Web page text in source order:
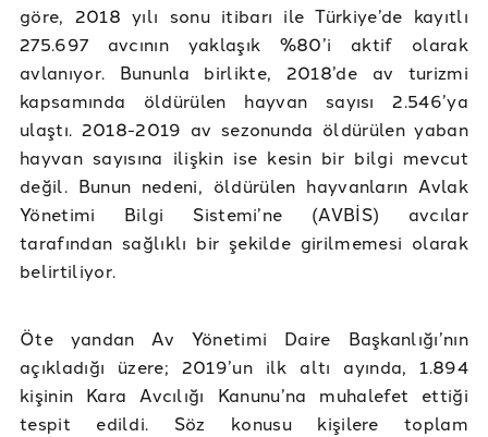
göre, 2018 yılı sonu itibarı ile Türkiye’de kayıtlı
275.697 avcının yaklaşık %80’i aktif olarak
avlanıyor. Bununla birlikte, 2018’de av turizmi
kapsamında öldürülen hayvan sayısı 2.546’ya
ulaştı. 2018-2019 av sezonunda öldürülen yaban
hayvan sayısına ilişkin ise kesin bir bilgi mevcut
değil. Bunun nedeni, öldürülen hayvanların Avlak
Yönetimi Bilgi Sistemi’ne (AVBİS) avcılar
tarafından sağlıklı bir şekilde girilmemesi olarak
belirtiliyor.
Öte yandan Av Yönetimi Daire Başkanlığı’nın
açıkladığı üzere; 2019’un ilk altı ayında, 1.894
kişinin Kara Avcılığı Kanunu’na muhalefet ettiği
tespit edildi. Söz konusu kişilere toplam